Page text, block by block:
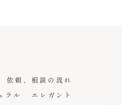
依頼、相談の流れ
ラル エレガント